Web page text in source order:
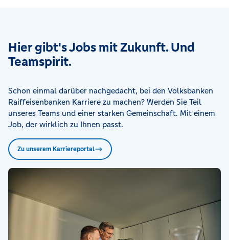
Hier gibt's Jobs mit Zukunft. Und
Teamspirit.
Schon einmal darüber nachgedacht, bei den Volksbanken
Raiffeisenbanken Karriere zu machen? Werden Sie Teil
unseres Teams und einer starken Gemeinschaft. Mit einem
Job, der wirklich zu Ihnen passt.
Zu unserem Karriereportal